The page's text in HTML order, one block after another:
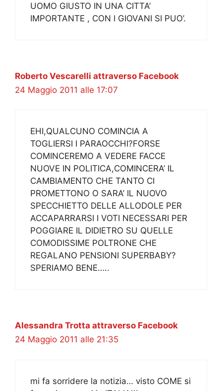
UOMO GIUSTO IN UNA CITTA’
IMPORTANTE , CON I GIOVANI SI PUO’.
Roberto Vescarelli attraverso Facebook
24 Maggio 2011 alle 17:07
EHI,QUALCUNO COMINCIA A
TOGLIERSI I PARAOCCHI?FORSE
COMINCEREMO A VEDERE FACCE
NUOVE IN POLITICA,COMINCERA’ IL
CAMBIAMENTO CHE TANTO CI
PROMETTONO O SARA’ IL NUOVO
SPECCHIETTO DELLE ALLODOLE PER
ACCAPARRARSI I VOTI NECESSARI PER
POGGIARE IL DIDIETRO SU QUELLE
COMODISSIME POLTRONE CHE
REGALANO PENSIONI SUPERBABY?
SPERIAMO BENE…..
Alessandra Trotta attraverso Facebook
24 Maggio 2011 alle 21:35
mi fa sorridere la notizia… visto COME si